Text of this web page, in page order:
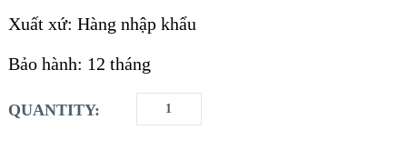
Xuất xứ: Hàng nhập khẩu
Bảo hành: 12 tháng
QUANTITY: